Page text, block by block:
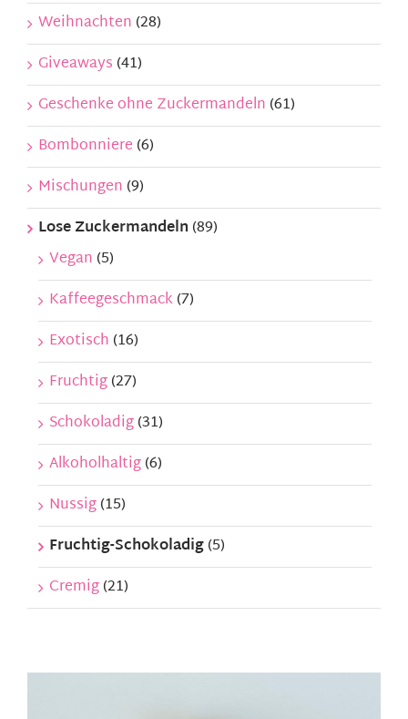
Weihnachten (28)
Giveaways (41)
Geschenke ohne Zuckermandeln (61)
Bombonniere (6)
Mischungen (9)
Lose Zuckermandeln (89)
Vegan (5)
Kaffeegeschmack(7)
Exotisch (16)
Fruchtig(27)
Schokoladig(31)
Alkoholhaltig(6)
Nussig(15)
Fruchtig-Schokoladig(5)
Cremig(21)